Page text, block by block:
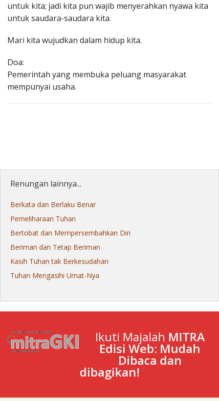
untuk kita; jadi kita pun wajib menyerahkan nyawa kita
untuk saudara-saudara kita.
Mari kita wujudkan dalam hidup kita.
Doa:
Pemerintah yang membuka peluang masyarakat
mempunyai usaha.
Renungan lainnya...
Berkata dan Berlaku Benar
Pemeliharaan Tuhan
Bertobat dan Mempersembahkan Diri
Beriman dan Tetap Beriman
Kasih Tuhan tak Berkesudahan
Tuhan Mengasihi Umat-Nya
Ikuti Majalah MITRA
Edisi Web: Mudah
Dibaca dan
dibagikan!